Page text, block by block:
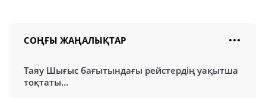
СОҢҒЫ ЖАҢАЛЫҚТАР
Таяу Шығыс бағытындағы рейстердің уақытша
тоқтаты...